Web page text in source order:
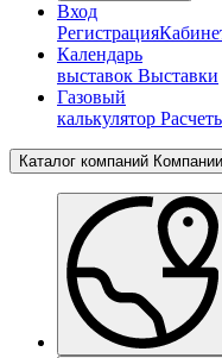
Вход
Регистрация
Календарь
выставок Выставки
Газовый
калькулятор
Каталог компаний Компании